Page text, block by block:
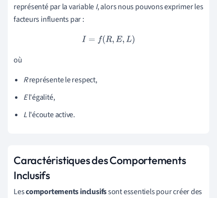
représenté par la variableI, alors nous pouvons exprimer les
facteurs influents par :
I =f(R,E,L)
où
Rreprésente le respect,
El'égalité,
Ll'écoute active.
Caractéristiques des Comportements
Inclusifs
Lescomportements inclusifssont essentiels pour créer des